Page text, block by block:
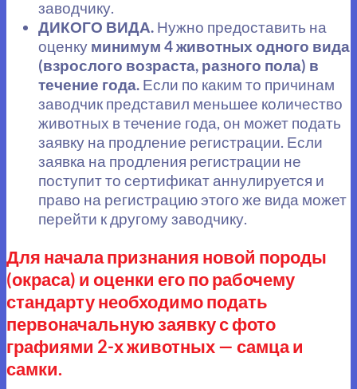
заводчику.
ДИКОГО ВИДА. Нужно предоставить на
оценку минимум 4 животных одного вида
(взрослого возраста, разного пола) в
течение года. Если по каким то причинам
заводчик представил меньшее количество
животных в течение года, он может подать
заявку на продление регистрации. Если
заявка на продления регистрации не
поступит то сертификат аннулируется и
право на регистрацию этого же вида может
перейти к другому заводчику.
Для начала признания новой породы
(окраса) и оценки его по рабочему
стандарту необходимо подать
первоначальную заявку с фото
графиями 2-х животных — самца и
самки.